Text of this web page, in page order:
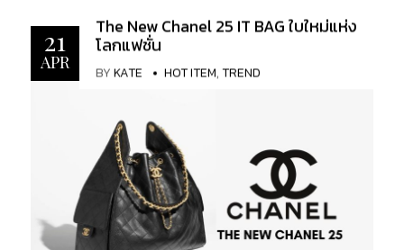
งดงามในแง่ดีไซน์ แต่ยังอัดแน่นด้วยนวัตกรรมกลไก
ระดับสูง สมกับเป็นทายาทแห่งจักรวาลของ
Speedmaster ที่ทุกคนรอคอย หากคุณคือผู้หลงใหลใน
เรื่องราวของดวงจันทร์และศิลปะของเวลา นี่คือเรือน
จะพาคุณไปทำความรู้จักนาฬิกาแห่งประวัติศาสตร์เรือน
ในสองรูปแบบ นับตั้งแต่การลงจอดบนดวงจันทร์ในปี
ค.ศ. 1969 OMEGA Speedmaster ยังคงรักษาสาย
สัมพันธ์อันเป็นนิรันดร์กับท้องฟ้าในยามค่ำคืน ใน
ปัจจุบัน ตำนานนี้ได้ก้าวไปอีกขั้นด้วย Speedmaster
21
APR
The New Chanel 25 IT BAG ใบใหม่แห่ง
โลกแฟชั่น
BYKATE HOT ITEM, TREND